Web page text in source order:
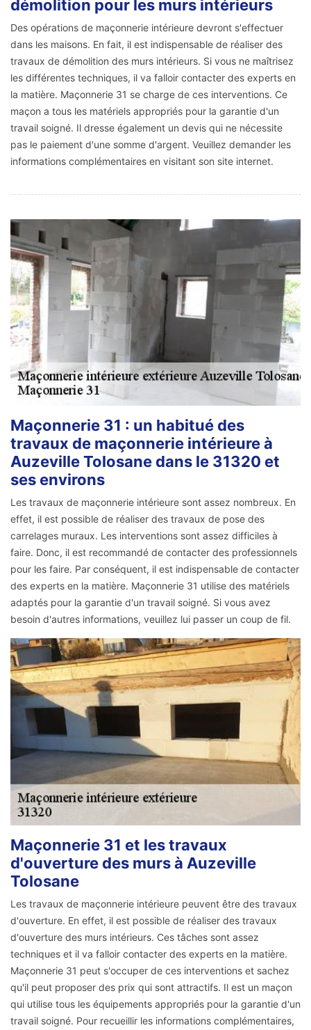
démolition pour les murs intérieurs
Des opérations de maçonnerie intérieure devront s'effectuer
dans les maisons. En fait, il est indispensable de réaliser des
travaux de démolition des murs intérieurs. Si vous ne maîtrisez
les différentes techniques, il va falloir contacter des experts en
la matière. Maçonnerie 31 se charge de ces interventions. Ce
maçon a tous les matériels appropriés pour la garantie d'un
travail soigné. Il dresse également un devis qui ne nécessite
pas le paiement d'une somme d'argent. Veuillez demander les
informations complémentaires en visitant son site internet.
Maçonnerie 31 : un habitué des
travaux de maçonnerie intérieure à
Auzeville Tolosane dans le 31320 et
ses environs
Les travaux de maçonnerie intérieure sont assez nombreux. En
effet, il est possible de réaliser des travaux de pose des
carrelages muraux. Les interventions sont assez difficiles à
faire. Donc, il est recommandé de contacter des professionnels
pour les faire. Par conséquent, il est indispensable de contacter
des experts en la matière. Maçonnerie 31 utilise des matériels
adaptés pour la garantie d'un travail soigné. Si vous avez
besoin d'autres informations, veuillez lui passer un coup de fil.
Maçonnerie 31 et les travaux
d'ouverture des murs à Auzeville
Tolosane
Les travaux de maçonnerie intérieure peuvent être des travaux
d'ouverture. En effet, il est possible de réaliser des travaux
d'ouverture des murs intérieurs. Ces tâches sont assez
techniques et il va falloir contacter des experts en la matière.
Maçonnerie 31 peut s'occuper de ces interventions et sachez
qu'il peut proposer des prix qui sont attractifs. Il est un maçon
qui utilise tous les équipements appropriés pour la garantie d'un
travail soigné. Pour recueillir les informations complémentaires,